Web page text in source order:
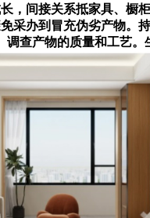
，间接关系抵家具、
采办到冒充伪劣产物
查产物的质量和工艺